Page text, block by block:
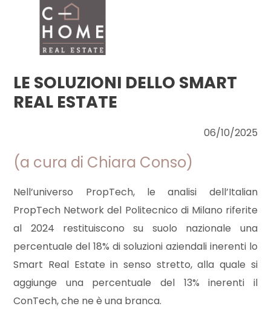
LE SOLUZIONI DELLO SMART
REAL ESTATE
06/10/2025
(a cura di Chiara Conso)
Nell’universo PropTech, le analisi dell’Italian
PropTech Network del Politecnico di Milano riferite
al 2024 restituiscono su suolo nazionale una
percentuale del 18% di soluzioni aziendali inerenti lo
Smart Real Estate in senso stretto, alla quale si
aggiunge una percentuale del 13% inerenti il
ConTech, che ne è una branca.
HOME
SIAMO
SERVIZI
DI
NOI
NEWS
Codice
Contratto
Vendita
Affitto
dove
cercare
Provincia